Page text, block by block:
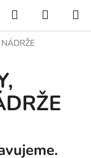
Hledat
KOŠÍK